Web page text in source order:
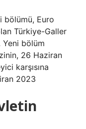
bölümü, Euro
Türkiye-Galler
Yeni bölüm
26 Haziran
karşısına
2023